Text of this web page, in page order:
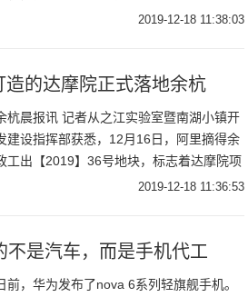
先行者X1。近日，腾讯也推出了一款“手
2019-12-18 11:38:03
造的达摩院正式落地余杭
杭晨报讯 记者从之江实验室暨南湖小镇开
建设指挥部获悉，12月16日，阿里摘得余
工出【2019】36号地块，标志着达摩院项
目正式落地南湖科学中心。该地块位于之江
2019-12-18 11:36:53
不是汽车，而是手机代工
前，华为发布了nova 6系列轻旗舰手机。